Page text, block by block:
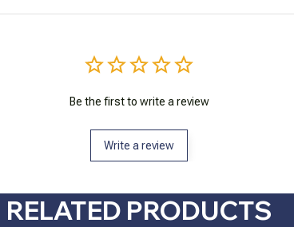
Be the first to write a review
Write a review
RELATED PRODUCTS